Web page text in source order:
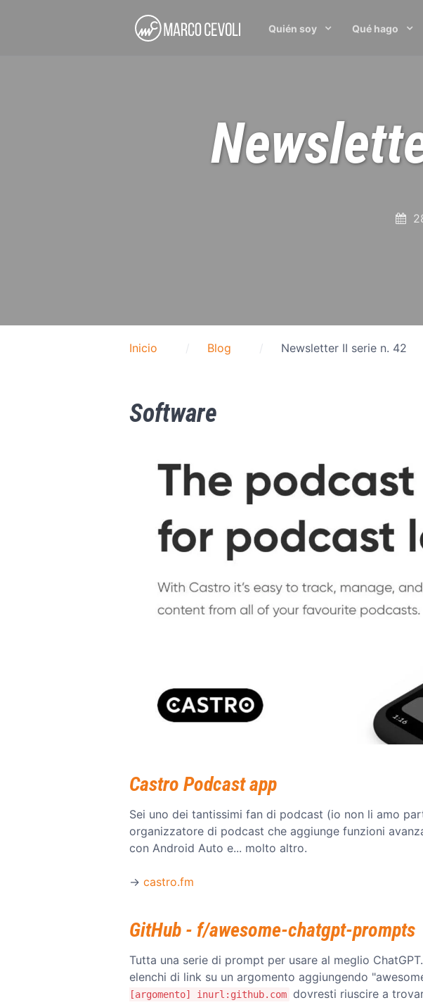
Quién soy Qué hago
Inicio Blog Newsletter II serie n. 42
Software
Castro Podcast app
Sei uno dei tantissimi fan di podcast (io non li amo
organizzatore di podcast che aggiunge funzioni
con Android Auto e... molto altro.
→ castro.fm
GitHub - f/awesome-chatgpt-prompts
Tutta una serie di prompt per usare al meglio
elenchi di link su un argomento aggiungendo
[argomento] inurl:github.com dovresti riuscire a